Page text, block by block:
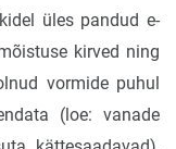
üles pandud e-
kirved ning
vormide puhul
(loe: vanade